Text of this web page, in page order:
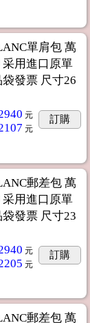
單肩包 萬
用進口原單
發票 尺寸26
元
元
訂購
郵差包 萬
用進口原單
發票 尺寸23
元
元
訂購
郵差包 萬